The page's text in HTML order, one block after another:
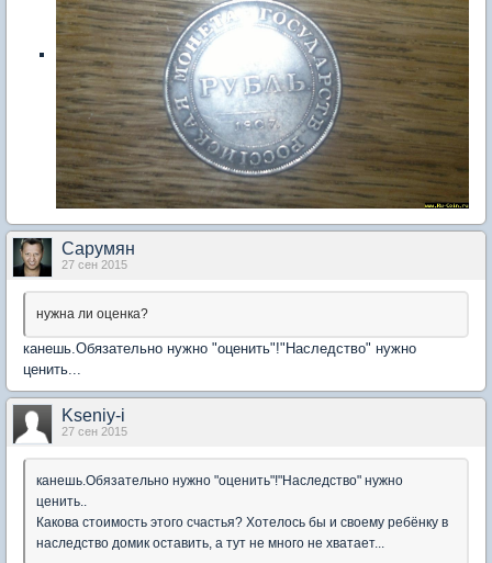
Сарумян
27 сен 2015
нужна ли оценка?
канешь.Обязательно нужно "оценить"!"Наследство" нужно
ценить...
Kseniy-i
27 сен 2015
канешь.Обязательно нужно "оценить"!"Наследство" нужно
ценить..
Какова стоимость этого счастья? Хотелось бы и своему ребёнку в
наследство домик оставить, а тут не много не хватает...